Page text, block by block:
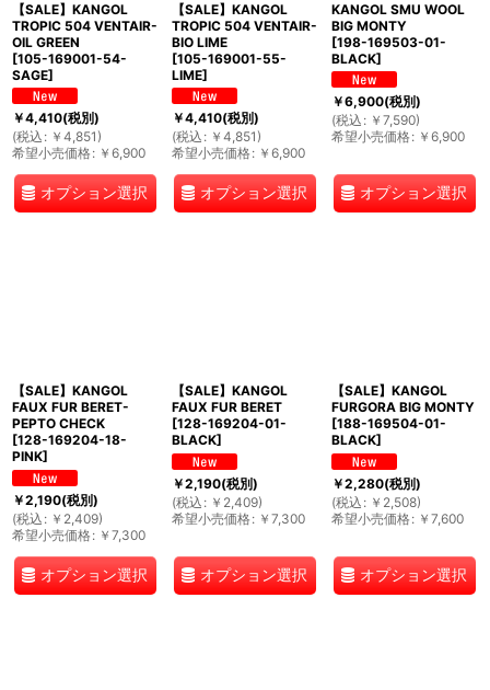
【SALE】KANGOL
TROPIC 504 VENTAIR-
OIL GREEN
[105-169001-54-
SAGE]
￥4,410(税別)
(税込 : ￥ 4,851)
希望小売価格: ￥ 6,900
オプション選択
【SALE】KANGOL
TROPIC 504 VENTAIR-
BIO LIME
[105-169001-55-
LIME]
￥4,410(税別)
(税込 : ￥ 4,851)
希望小売価格: ￥ 6,900
オプション選択
KANGOL SMU WOOL
BIG MONTY
[198-169503-01-
BLACK]
￥6,900(税別)
(税込 : ￥ 7,590)
希望小売価格: ￥ 6,900
オプション選択
【SALE】KANGOL
FAUX FUR BERET-
PEPTO CHECK
[128-169204-18-
PINK]
￥2,190(税別)
(税込 : ￥ 2,409)
希望小売価格: ￥ 7,300
オプション選択
【SALE】KANGOL
FAUX FUR BERET
[128-169204-01-
BLACK]
￥2,190(税別)
(税込 : ￥ 2,409)
希望小売価格: ￥ 7,300
オプション選択
【SALE】KANGOL
FURGORA BIG MONTY
[188-169504-01-
BLACK]
￥2,280(税別)
(税込 : ￥ 2,508)
希望小売価格: ￥ 7,600
オプション選択